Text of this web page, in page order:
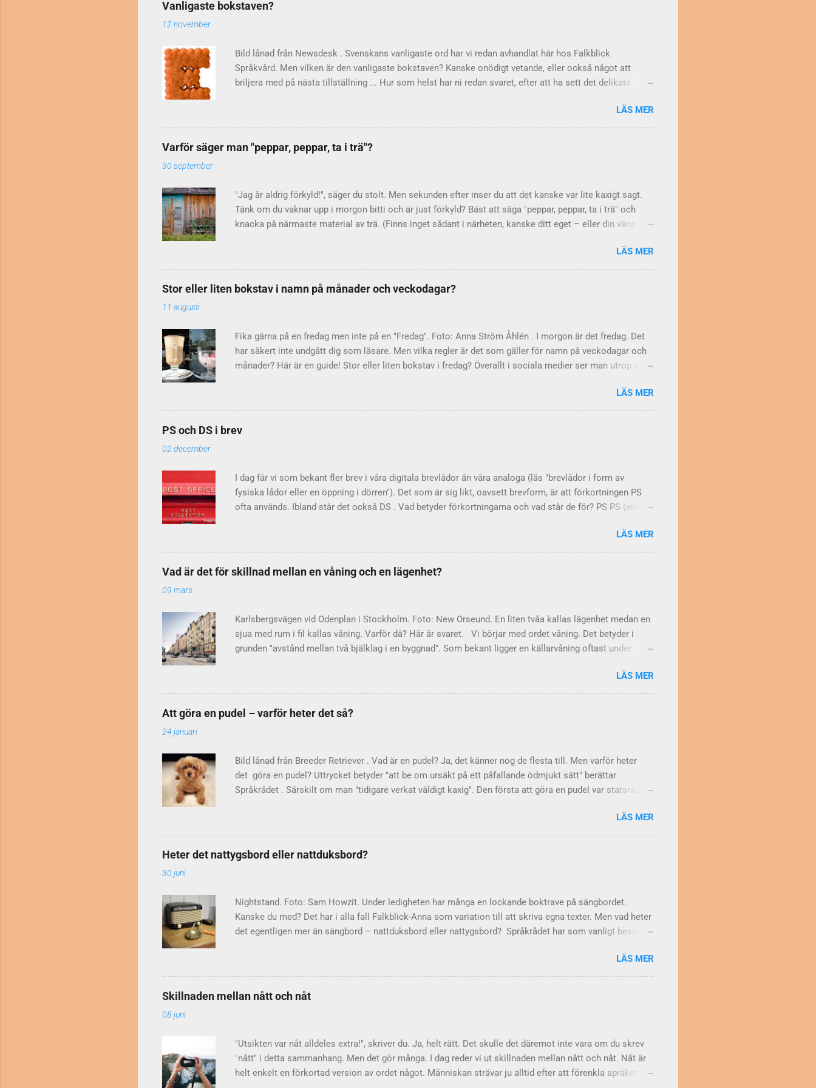
Vanligaste bokstaven?
12 november
Bild lånad från Newsdesk . Svenskans vanligaste ord har vi redan avhandlat här hos Falkblick
Språkvård. Men vilken är den vanligaste bokstaven? Kanske onödigt vetande, eller också något att
briljera med på nästa tillställning ... Hur som helst har ni redan svaret, efter att ha sett det delikata
tidningstexter från 1965. Resultatet publicerades sedan i Nusvensk ordbok I–IV och i Tiotusen i topp
(1972). Ett problem var att versaler och gemener (alltså stora och små varianter av samma bokstav)
blev behandlade som separata enheter. Vad det här betyder för statistiken vet man tyvärr inte. När det
LÄS MER
Varför säger man "peppar, peppar, ta i trä"?
30 september
"Jag är aldrig förkyld!", säger du stolt. Men sekunden efter inser du att det kanske var lite kaxigt sagt.
Tänk om du vaknar upp i morgon bitti och är just förkyld? Bäst att säga "peppar, peppar, ta i trä" och
knacka på närmaste material av trä. (Finns inget sådant i närheten, kanske ditt eget – eller din väns –
avskräckande kryddor på sin lycka, så att den inte ska locka till sig onda makter. Sedan urminnes tider
har ju människan föreställt sig att det finns illvilliga makter, som vill sätta stopp för lycka och
framgång. Genom att utföra olika riter vill man gardera sig och förhindra detta. Obehagligt klimat Men
varför just peppar? "Dra dit pepparn växer" var ett uttryck redan på 1700-talet. Troligen syftade man på
LÄS MER
Stor eller liten bokstav i namn på månader och veckodagar?
11 augusti
Fika gärna på en fredag men inte på en "Fredag". Foto: Anna Ström Åhlén . I morgon är det fredag. Det
har säkert inte undgått dig som läsare. Men vilka regler är det som gäller för namn på veckodagar och
månader? Här är en guide! Stor eller liten bokstav i fredag? Överallt i sociala medier ser man utrop som
Kommunikation och Språkrådet . Liten bokstav gäller i svenskan Regeln är enkel: Namn på veckodagar
och månader ska inledas med liten bokstav i svenskan. Stor bokstav gäller i engelskan Varför skriver
LÄS MER
PS och DS i brev
02 december
I dag får vi som bekant fler brev i våra digitala brevlådor än våra analoga (läs "brevlådor i form av
fysiska lådor eller en öppning i dörren"). Det som är sig likt, oavsett brevform, är att förkortningen PS
ofta används. Ibland står det också DS . Vad betyder förkortningarna och vad står de för? PS PS (eller
som betyder "efter det skrivna". Förkortningen används, även internationellt, när man vill göra ett tillägg
till sin egen ursprungliga text. DS I svenskspråkiga sammanhang avslutas ibland texten i ett PS med
bokstäverna DS. Är detta också en latinsk förkortning, månne? Nej, inte så vitt man vet. Inte heller finns
någon internationell bakgrund eller motsvarighet till DS. Språkrådet pekar på den vanligaste
LÄS MER
Vad är det för skillnad mellan en våning och en lägenhet?
09 mars
Karlsbergsvägen vid Odenplan i Stockholm. Foto: New Orseund. En liten tvåa kallas lägenhet medan en
sjua med rum i fil kallas våning. Varför då? Här är svaret. Vi börjar med ordet våning. Det betyder i
grunden "avstånd mellan två bjälklag i en byggnad". Som bekant ligger en källarvåning oftast under
också vara detsamma som en bostadslägenhet. Det beror på att ordet från början användes om
bostäder som upptog ett helt våningsplan – alltså just stora, ståtliga våningar med flera rum i fil. Vem
har inte hört talas om begreppet paradvåning? Begreppet våning lever kvar om just sådana bostäder
LÄS MER
Att göra en pudel – varför heter det så?
24 januari
Bild lånad från Breeder Retriever . Vad är en pudel? Ja, det känner nog de flesta till. Men varför heter
det göra en pudel? Uttrycket betyder "att be om ursäkt på ett påfallande ödmjukt sätt" berättar
Språkrådet . Särskilt om man "tidigare verkat väldigt kaxig". Den första att göra en pudel var statsrådet
mot journalister. Vid en presskonferens bad han helt plötsligt om ursäkt. Strax därefter myntade Pål
Jebsen, reklamman, uttrycket att statsrådet " gjorde en hel pudel – lade sig på rygg och sprattlade med
benen". Pål berättar själv i en artikel om hur han fick sin idé. Man kan också göra en halv pudel eller en
prettopudel – underbara exempel på hur språket hela tiden finner nya vägar allt efter behov. Är det
LÄS MER
Heter det nattygsbord eller nattduksbord?
30 juni
Nightstand. Foto: Sam Howzit. Under ledigheten har många en lockande boktrave på sängbordet.
Kanske du med? Det har i alla fall Falkblick-Anna som variation till att skriva egna texter. Men vad heter
det egentligen mer än sängbord – nattduksbord eller nattygsbord? Språkrådet har som vanligt besked.
Nattduksbord, som är det ursprungliga ordet, härstammar från 1600-talet. Då syftade man på den
nattduk som dåtidens damer hade sina toalettsaker i. Under 1700-talet kom sedan ordet nattygsbord,
LÄS MER
Skillnaden mellan nått och nåt
08 juni
"Utsikten var nåt alldeles extra!", skriver du. Ja, helt rätt. Det skulle det däremot inte vara om du skrev
"nått" i detta sammanhang. Men det gör många. I dag reder vi ut skillnaden mellan nått och nåt. Nåt är
helt enkelt en förkortad version av ordet något. Människan strävar ju alltid efter att förenkla språket,